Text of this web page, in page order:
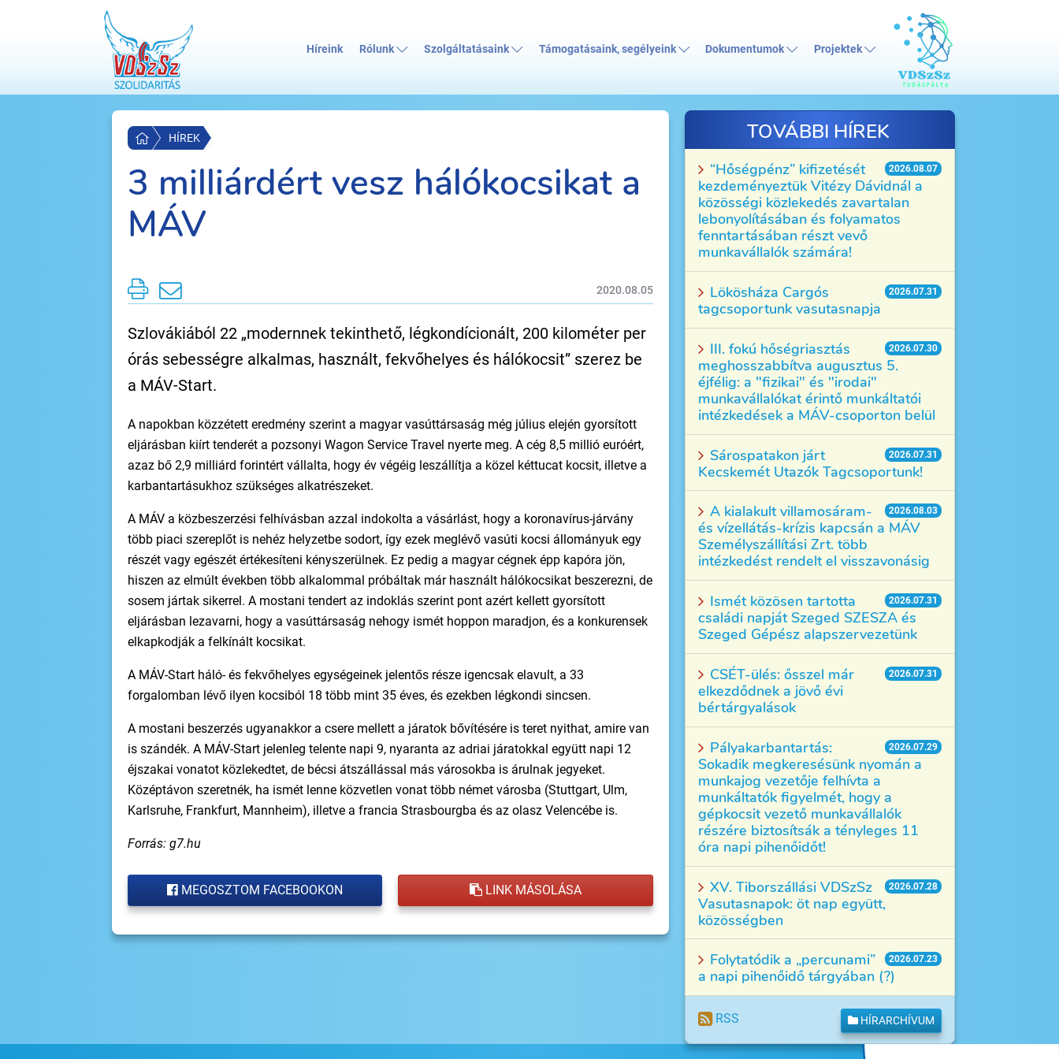
Híreink Rólunk Szolgáltatásaink Támogatásaink, segélyeink Dokumentumok Projektek
HÍREK
3 milliárdért vesz hálókocsikat a
MÁV
2020.08.05
Szlovákiából 22 „modernnek tekinthető, légkondícionált, 200 kilométer per
órás sebességre alkalmas, használt, fekvőhelyes és hálókocsit” szerez be
a MÁV-Start.
A napokban közzétett eredmény szerint a magyar vasúttársaság még július elején gyorsított
eljárásban kiírt tenderét a pozsonyi Wagon Service Travel nyerte meg. A cég 8,5 millió euróért,
azaz bő 2,9 milliárd forintért vállalta, hogy év végéig leszállítja a közel kéttucat kocsit, illetve a
karbantartásukhoz szükséges alkatrészeket.
A MÁV a közbeszerzési felhívásban azzal indokolta a vásárlást, hogy a koronavírus-járvány
több piaci szereplőt is nehéz helyzetbe sodort, így ezek meglévő vasúti kocsi állományuk egy
részét vagy egészét értékesíteni kényszerülnek. Ez pedig a magyar cégnek épp kapóra jön,
hiszen az elmúlt években több alkalommal próbáltak már használt hálókocsikat beszerezni, de
sosem jártak sikerrel. A mostani tendert az indoklás szerint pont azért kellett gyorsított
eljárásban lezavarni, hogy a vasúttársaság nehogy ismét hoppon maradjon, és a konkurensek
elkapkodják a felkínált kocsikat.
A MÁV-Start háló- és fekvőhelyes egységeinek jelentős része igencsak elavult, a 33
forgalomban lévő ilyen kocsiból 18 több mint 35 éves, és ezekben légkondi sincsen.
A mostani beszerzés ugyanakkor a csere mellett a járatok bővítésére is teret nyithat, amire van
is szándék. A MÁV-Start jelenleg telente napi 9, nyaranta az adriai járatokkal együtt napi 12
éjszakai vonatot közlekedtet, de bécsi átszállással más városokba is árulnak jegyeket.
Középtávon szeretnék, ha ismét lenne közvetlen vonat több német városba (Stuttgart, Ulm,
Karlsruhe, Frankfurt, Mannheim), illetve a francia Strasbourgba és az olasz Velencébe is.
Forrás: g7.hu
MEGOSZTOM FACEBOOKON LINK MÁSOLÁSA
TOVÁBBI HÍREK
2026.08.07
“Hőségpénz” kifizetését
kezdeményeztük Vitézy Dávidnál a
közösségi közlekedés zavartalan
lebonyolításában és folyamatos
fenntartásában részt vevő
munkavállalók számára!
2026.07.31
Lökösháza Cargós
tagcsoportunk vasutasnapja
2026.07.30
III. fokú hőségriasztás
meghosszabbítva augusztus 5.
éjfélig: a "fizikai" és "irodai"
munkavállalókat érintő munkáltatói
intézkedések a MÁV-csoporton belül
2026.07.31
Sárospatakon járt
Kecskemét Utazók Tagcsoportunk!
2026.08.03
A kialakult villamosáram-
és vízellátás-krízis kapcsán a MÁV
Személyszállítási Zrt. több
intézkedést rendelt el visszavonásig
2026.07.31
Ismét közösen tartotta
családi napját Szeged SZESZA és
Szeged Gépész alapszervezetünk
2026.07.31
CSÉT-ülés: ősszel már
elkezdődnek a jövő évi
bértárgyalások
2026.07.29
Pályakarbantartás:
Sokadik megkeresésünk nyomán a
munkajog vezetője felhívta a
munkáltatók figyelmét, hogy a
gépkocsit vezető munkavállalók
részére biztosítsák a tényleges 11
óra napi pihenőidőt!
2026.07.28
XV. Tiborszállási VDSzSz
Vasutasnapok: öt nap együtt,
közösségben
2026.07.23
Folytatódik a „percunami”
a napi pihenőidő tárgyában (?)
RSS HÍRARCHÍVUM